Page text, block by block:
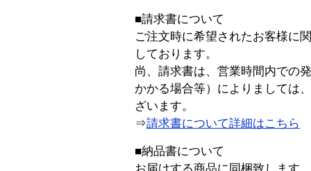
■請求書について
ご注文時に希望されたお客様に
しております。
尚、請求書は、営業時間内での
かかる場合等）によりましては
ざいます。
⇒請求書について詳細はこちら
■納品書について